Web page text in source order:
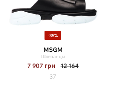
-35%
MSGM
Шлепанцы
7 907 грн
12 164
37